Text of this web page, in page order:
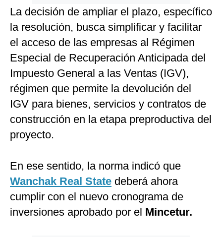
La decisión de ampliar el plazo, específico
la resolución, busca simplificar y facilitar
el acceso de las empresas al Régimen
Especial de Recuperación Anticipada del
Impuesto General a las Ventas (IGV),
régimen que permite la devolución del
IGV para bienes, servicios y contratos de
construcción en la etapa preproductiva del
proyecto.
En ese sentido, la norma indicó que
Wanchak Real State deberá ahora
cumplir con el nuevo cronograma de
inversiones aprobado por el Mincetur.